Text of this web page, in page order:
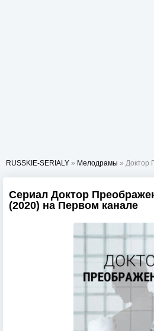
RUSSKIE-SERIALY » Мелодрамы » Доктор
Сериал Доктор
(2020) на Первом канале